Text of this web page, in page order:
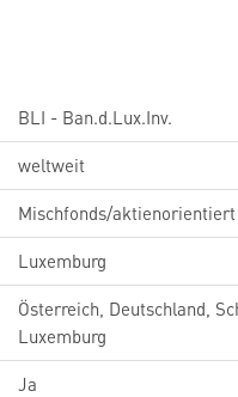
BLI - Ban.d.Lux.Inv.
weltweit
Mischfonds/aktienorientiert
Luxemburg
Österreich, Deutschland,
Luxemburg
Ja